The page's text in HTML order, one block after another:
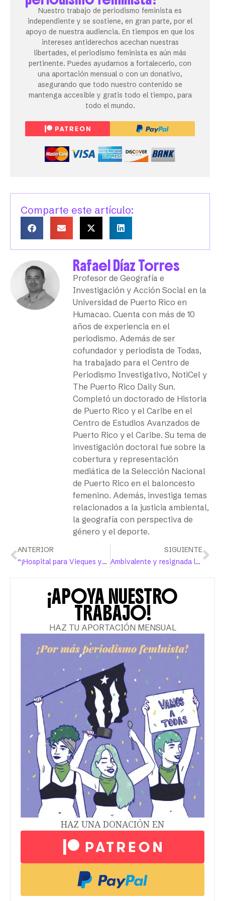
Nuestro trabajo de periodismo feminista es
independiente y se sostiene, en gran parte, por el
apoyo de nuestra audiencia. En tiempos en que los
intereses antiderechos acechan nuestras
libertades, el periodismo feminista es aún más
pertinente. Puedes ayudarnos a fortalecerlo, con
una aportación mensual o con un donativo,
asegurando que todo nuestro contenido se
mantenga accesible y gratis todo el tiempo, para
todo el mundo.
Comparte este artículo:
Rafael Díaz Torres
Profesor de Geografía e
Investigación y Acción Social en la
Universidad de Puerto Rico en
Humacao. Cuenta con más de 10
años de experiencia en el
periodismo. Además de ser
cofundador y periodista de Todas,
ha trabajado para el Centro de
Periodismo Investigativo, NotiCel y
The Puerto Rico Daily Sun.
Completó un doctorado de Historia
de Puerto Rico y el Caribe en el
Centro de Estudios Avanzados de
Puerto Rico y el Caribe. Su tema de
investigación doctoral fue sobre la
cobertura y representación
mediática de la Selección Nacional
de Puerto Rico en el baloncesto
femenino. Además, investiga temas
relacionados a la justicia ambiental,
la geografía con perspectiva de
género y el deporte.
ANTERIOR
“¡Hospital para Vieques ya! ¡Justicia para Jaideliz!”
SIGUIENTE
Ambivalente y resignada la procuradora de las Mujeres en su defensa de la educación con perspectiva de género
¡APOYA NUESTRO
TRABAJO!
HAZ TU APORTACIÓN MENSUAL
HAZ UNA DONACIÓN EN